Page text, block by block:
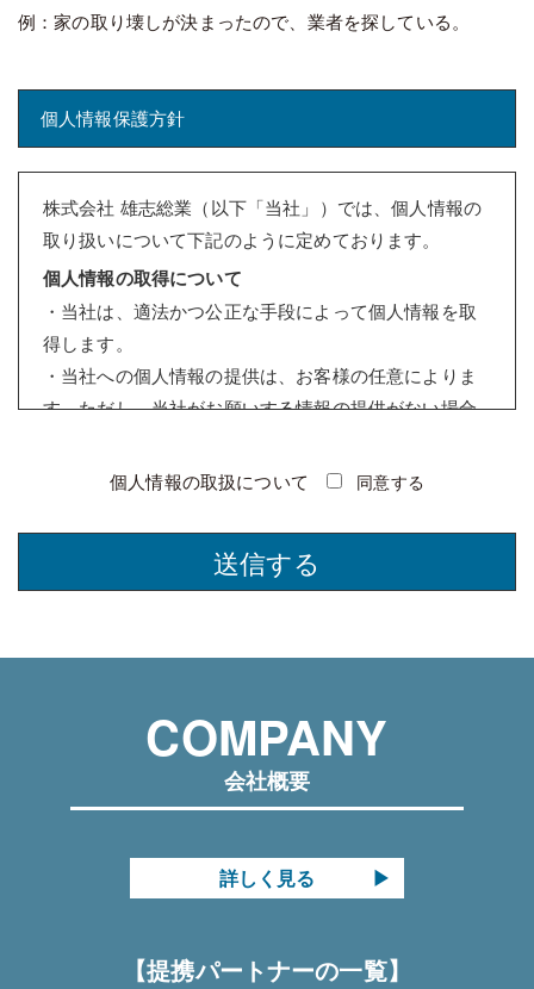
例：家の取り壊しが決まったので、業者を探している。
個人情報保護方針
株式会社 雄志総業（以下「当社」）では、個人情報の
取り扱いについて下記のように定めております。
個人情報の取得について
・当社は、適法かつ公正な手段によって個人情報を取
得します。
・当社への個人情報の提供は、お客様の任意によりま
す。ただし、当社がお願いする情報の提供がない場合
個人情報の利用について
行、情報提供など）で、業務の遂行上必要な限りにお
せるために適正な監督を行います。
個人情報の管理について
・当社は、個人情報の正確性を保ち、これを安全に管
・当社は、個人情報の紛失、破壊、改ざん及び漏洩等
を防止するため、適正な情報セキュリティ対策を講じ
個人情報の開示・訂正・利用停止・消去について
個人情報の取扱について 同意する
このフィールドは空のままにしてください。
COMPANY
会社概要
詳しく見る
【提携パートナーの一覧】